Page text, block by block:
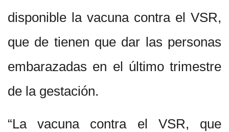
disponible la vacuna contra el VSR,
que de tienen que dar las personas
embarazadas en el último trimestre
de la gestación.
“La vacuna contra el VSR, que